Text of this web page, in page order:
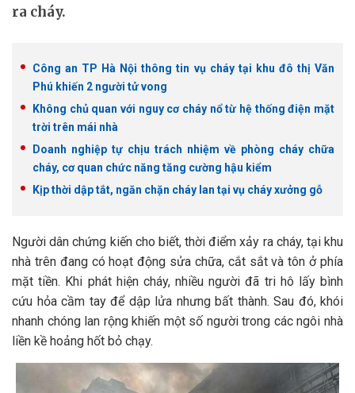
ra cháy.
Công an TP Hà Nội thông tin vụ cháy tại khu đô thị Văn
Phú khiến 2 người tử vong
Không chủ quan với nguy cơ cháy nổ từ hệ thống điện mặt
trời trên mái nhà
Doanh nghiệp tự chịu trách nhiệm về phòng cháy chữa
cháy, cơ quan chức năng tăng cường hậu kiểm
Kịp thời dập tắt, ngăn chặn cháy lan tại vụ cháy xưởng gỗ
Người dân chứng kiến cho biết, thời điểm xảy ra cháy, tại khu
nhà trên đang có hoạt động sửa chữa, cắt sắt và tôn ở phía
mặt tiền. Khi phát hiện cháy, nhiều người đã tri hô lấy bình
cứu hỏa cầm tay để dập lửa nhưng bất thành. Sau đó, khói
nhanh chóng lan rộng khiến một số người trong các ngôi nhà
liền kề hoảng hốt bỏ chạy.